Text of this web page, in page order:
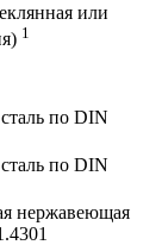
или
1
по DIN
по DIN
нержавеющая